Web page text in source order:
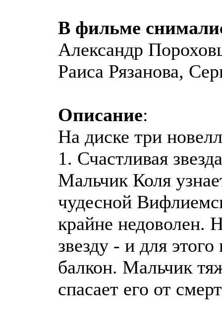
В фильме
Александр
Раиса Рязанова,
Описание:
На диске три
1. Счастливая звезда
Мальчик Коля
чудесной
крайне недоволен.
звезду - и для
балкон. Мальчик
спасает его от